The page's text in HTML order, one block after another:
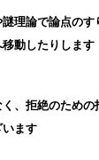
理論で論点のす
動したりします
、拒絶のための
います